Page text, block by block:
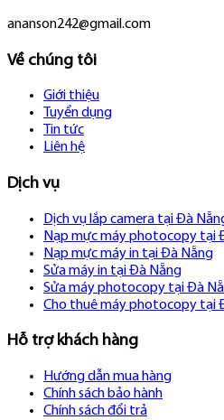
ananson242@gmail.com
Về chúng tôi
Giới thiệu
Tuyển dụng
Tin tức
Liên hệ
Dịch vụ
Dịch vụ lắp camera tại Đà
Nạp mực máy photocopy tại
Nạp mực máy in tại Đà Nẵng
Sửa máy in tại Đà Nẵng
Sửa máy photocopy tại Đà
Cho thuê máy photocopy tại
Hỗ trợ khách hàng
Hướng dẫn mua hàng
Chính sách bảo hành
Chính sách đổi trả